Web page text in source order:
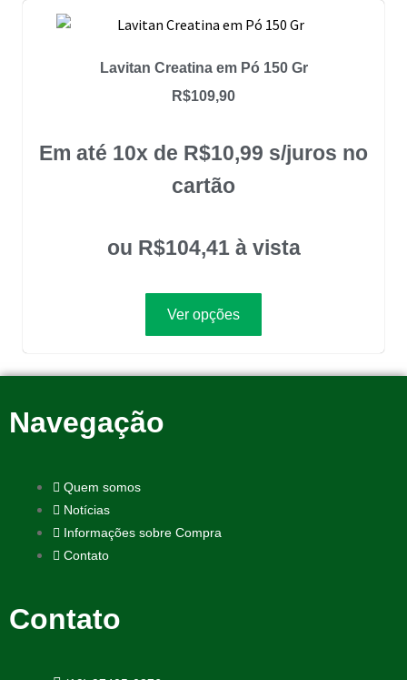
Lavitan Creatina em Pó 150 Gr
R$109,90
Em até 10x de R$10,99 s/juros no
cartão
ou R$104,41 à vista
Ver opções
Navegação
Quem somos
Notícias
Informações sobre Compra
Contato
Contato